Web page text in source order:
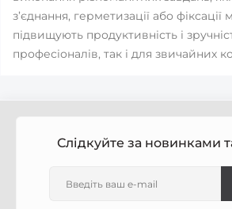
з’єднання, герметизації або фіксації
підвищують продуктивність і
професіоналів, так і для звичайних
Слідкуйте за новинками